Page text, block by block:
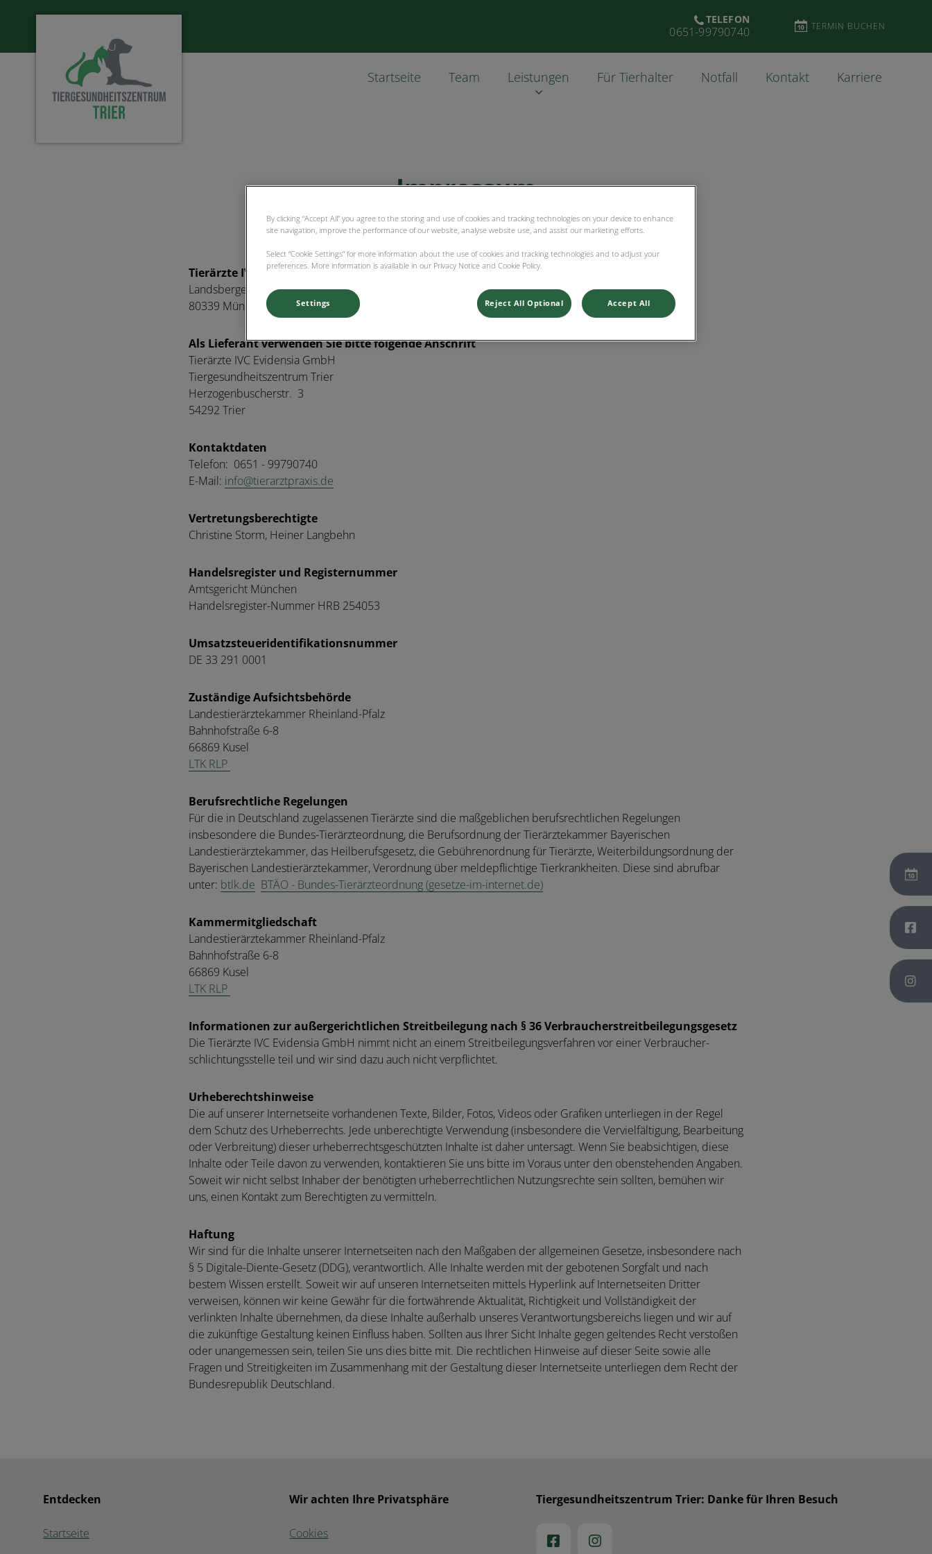
Homepage Tiergesundheitszentrum Trier
TELEFON
0651-99790740 TERMIN BUCHEN
Startseite Team Leistungen Für Tierhalter Notfall Kontakt Karriere
Impressum
Tierärzte IVC Evidensia GmbH
Landsberger Straße 94
​80339 München
Als Lieferant verwenden Sie bitte folgende Anschrift
Tierärzte IVC Evidensia GmbH
Tiergesundheitszentrum Trier
Herzogenbuscherstr. 3
54292 Trier
Kontaktdaten
Telefon: 0651 - 99790740
E-Mail: info@tierarztpraxis.de
Vertretungsberechtigte
Christine Storm, Heiner Langbehn
Handelsregister und Registernummer
Amtsgericht München
Handelsregister-Nummer HRB 254053
Umsatzsteueridentifikationsnummer
DE 33 291 0001
Zuständige Aufsichtsbehörde
Landestierärztekammer Rheinland-Pfalz
Bahnhofstraße 6-8
66869 Kusel
LTK RLP
Berufsrechtliche Regelungen
Für die in Deutschland zugelassenen Tierärzte sind die maßgeblichen berufsrechtlichen Regelungen
insbesondere die Bundes-Tierärzteordnung, die Berufsordnung der Tierärztekammer Bayerischen
Landestierärztekammer, das Heilberufsgesetz, die Gebührenordnung für Tierärzte, Weiterbildungsordnung der
Bayerischen Landestierärztekammer, Verordnung über meldepflichtige Tierkrankheiten. Diese sind abrufbar
unter: btlk.de BTÄO - Bundes-Tierärzteordnung (gesetze-im-internet.de)
Kammermitgliedschaft
Landestierärztekammer Rheinland-Pfalz
Bahnhofstraße 6-8
66869 Kusel
LTK RLP
Informationen zur außergerichtlichen Streitbeilegung nach § 36 Verbraucherstreitbeilegungsgesetz
Die Tierärzte IVC Evidensia GmbH nimmt nicht an einem Streitbeilegungsverfahren vor einer Verbraucher-
schlichtungsstelle teil und wir sind dazu auch nicht verpflichtet.
Urheberechtshinweise
Die auf unserer Internetseite vorhandenen Texte, Bilder, Fotos, Videos oder Grafiken unterliegen in der Regel
dem Schutz des Urheberrechts. Jede unberechtigte Verwendung (insbesondere die Vervielfältigung, Bearbeitung
oder Verbreitung) dieser urheberrechtsgeschützten Inhalte ist daher untersagt. Wenn Sie beabsichtigen, diese
Inhalte oder Teile davon zu verwenden, kontaktieren Sie uns bitte im Voraus unter den obenstehenden Angaben.
Soweit wir nicht selbst Inhaber der benötigten urheberrechtlichen Nutzungsrechte sein sollten, bemühen wir
uns, einen Kontakt zum Berechtigten zu vermitteln.
Haftung
Wir sind für die Inhalte unserer Internetseiten nach den Maßgaben der allgemeinen Gesetze, insbesondere nach
§ 5 Digitale-Diente-Gesetz (DDG), verantwortlich. Alle Inhalte werden mit der gebotenen Sorgfalt und nach
bestem Wissen erstellt. Soweit wir auf unseren Internetseiten mittels Hyperlink auf Internetseiten Dritter
verweisen, können wir keine Gewähr für die fortwährende Aktualität, Richtigkeit und Vollständigkeit der
verlinkten Inhalte übernehmen, da diese Inhalte außerhalb unseres Verantwortungsbereichs liegen und wir auf
die zukünftige Gestaltung keinen Einfluss haben. Sollten aus Ihrer Sicht Inhalte gegen geltendes Recht verstoßen
oder unangemessen sein, teilen Sie uns dies bitte mit. Die rechtlichen Hinweise auf dieser Seite sowie alle
Fragen und Streitigkeiten im Zusammenhang mit der Gestaltung dieser Internetseite unterliegen dem Recht der
Bundesrepublik Deutschland.
Entdecken
Startseite
Wir achten Ihre Privatsphäre
Cookies
Tiergesundheitszentrum Trier: Danke für Ihren Besuch
By clicking “Accept All” you agree to the storing and use of cookies and tracking technologies on your device to enhance
site navigation, improve the performance of our website, analyse website use, and assist our marketing efforts.
Select “Cookie Settings” for more information about the use of cookies and tracking technologies and to adjust your
preferences. More information is available in our Privacy Notice and Cookie Policy.
Settings Reject All Optional Accept All